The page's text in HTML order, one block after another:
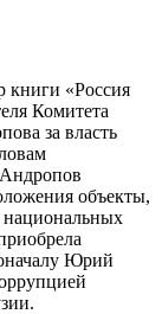
книги «Россия
Комитета
за власть
объекты,
национальных
Юрий